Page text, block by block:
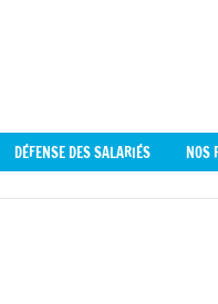
DÉFENSE DES SALARIÉS NOS